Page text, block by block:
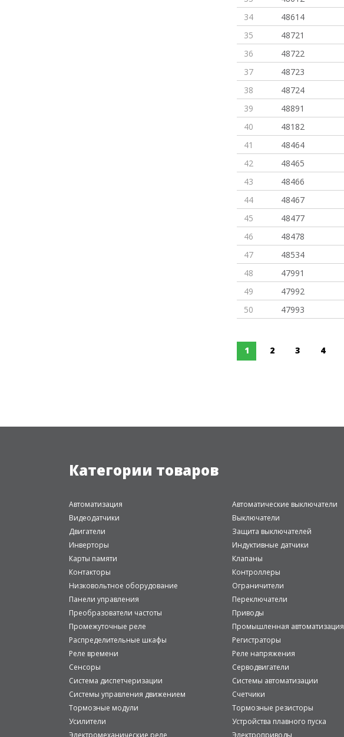
34 48614
35 48721
36 48722
37 48723
38 48724
39 48891
40 48182
41 48464
42 48465
43 48466
44 48467
45 48477
46 48478
47 48534
48 47991
49 47992
50 47993
1 2 3 4
Категории товаров
Автоматизация Автоматические выключатели
Видеодатчики
Выключатели
Двигатели
Защита выключателей
Инверторы
Индуктивные датчики
Карты памяти
Клапаны
Контакторы
Контроллеры
Низковольтное оборудование
Ограничители
Панели управления
Переключатели
Преобразователи частоты
Приводы
Промежуточные реле
Промышленная автоматизация
Распределительные шкафы
Регистраторы
Реле времени
Реле напряжения
Сенсоры
Серводвигатели
Система диспетчеризации
Системы автоматизации
Системы управления движением
Счетчики
Тормозные модули
Тормозные резисторы
Усилители
Устройства плавного пуска
Электромеханические реле
Электроприводы